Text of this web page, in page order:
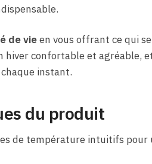
de vieen vous offrant ce qui
hiver confortable et
instant.
du produit
de température intuitifs pour